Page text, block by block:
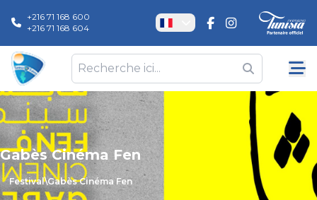
+216 71 168 600
+216 71 168 604
Gabès Cinéma Fen
Festival\Gabès Cinéma Fen